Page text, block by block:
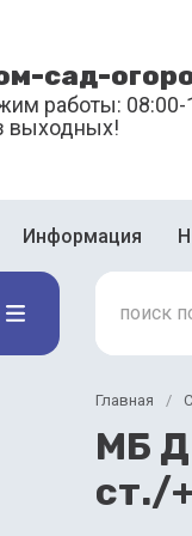
сад-
работы: 08:00-
выходных!
Информация
Главная /
МБ
ст./